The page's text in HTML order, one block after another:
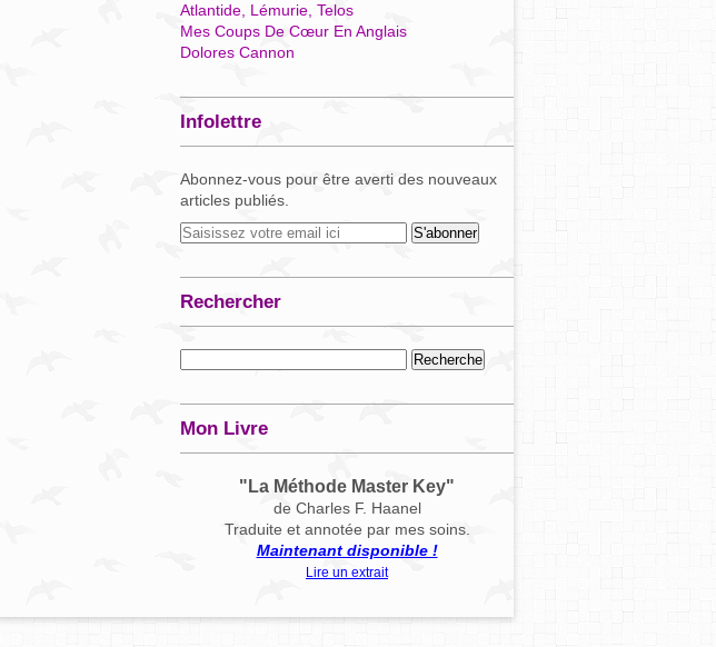
Atlantide, Lémurie, Telos
Mes Coups De Cœur En Anglais
Dolores Cannon
Infolettre
Abonnez-vous pour être averti des nouveaux
articles publiés.
Rechercher
Mon Livre
"La Méthode Master Key"
de Charles F. Haanel
Traduite et annotée par mes soins.
Maintenant disponible !
Lire un extrait